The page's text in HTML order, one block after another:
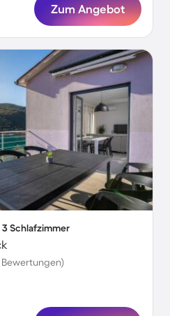
Zum Angebot
3 Schlafzimmer
Bewertungen)